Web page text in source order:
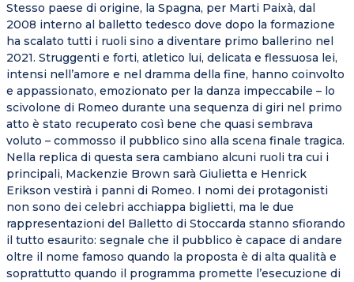
Stesso paese di origine, la Spagna, per Marti Paixà, dal
2008 interno al balletto tedesco dove dopo la formazione
ha scalato tutti i ruoli sino a diventare primo ballerino nel
2021. Struggenti e forti, atletico lui, delicata e flessuosa lei,
intensi nell’amore e nel dramma della fine, hanno coinvolto
e appassionato, emozionato per la danza impeccabile – lo
scivolone di Romeo durante una sequenza di giri nel primo
atto è stato recuperato così bene che quasi sembrava
voluto – commosso il pubblico sino alla scena finale tragica.
Nella replica di questa sera cambiano alcuni ruoli tra cui i
principali, Mackenzie Brown sarà Giulietta e Henrick
Erikson vestirà i panni di Romeo. I nomi dei protagonisti
non sono dei celebri acchiappa biglietti, ma le due
rappresentazioni del Balletto di Stoccarda stanno sfiorando
il tutto esaurito: segnale che il pubblico è capace di andare
oltre il nome famoso quando la proposta è di alta qualità e
soprattutto quando il programma promette l’esecuzione di